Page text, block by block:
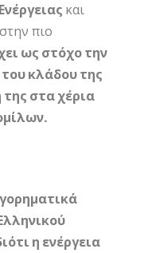
και
πιο
ως στόχο την
κλάδου της
στα χέρια
η ενέργεια